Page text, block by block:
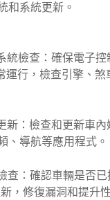
和系統更新。
統檢查：確保電子控
運行，檢查引擎、
新：檢查和更新車
、導航等應用程式。
查：確認車輛是否
，修復漏洞和提升